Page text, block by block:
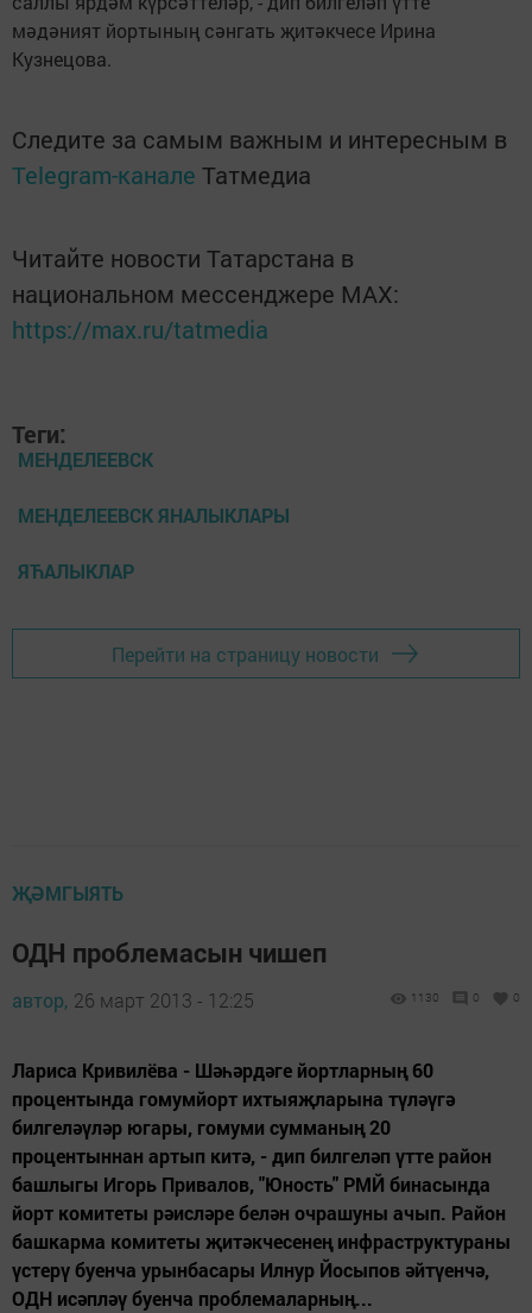
мәдәният йортының сәнгать җитәкчесе Ирина
Кузнецова.
Следите за самым важным и интересным в
Telegram-канале Татмедиа
Читайте новости Татарстана в
национальном мессенджере MАХ:
https://max.ru/tatmedia
Теги:
МЕНДЕЛЕЕВСК
МЕНДЕЛЕЕВСК ЯНАЛЫКЛАРЫ
ЯЋАЛЫКЛАР
Перейти на страницу новости
ҖӘМГЫЯТЬ
ОДН проблемасын чишеп
автор, 26 март 2013 - 12:25 1130 0 0
Лариса Кривилёва - Шәһәрдәге йортларның 60
процентында гомумйорт ихтыяҗларына түләүгә
билгеләүләр югары, гомуми сумманың 20
процентыннан артып китә, - дип билгеләп үтте район
башлыгы Игорь Привалов, "Юность" РМЙ бинасында
йорт комитеты рәисләре белән очрашуны ачып. Район
башкарма комитеты җитәкчесенең инфраструктураны
үстерү буенча урынбасары Илнур Йосыпов әйтүенчә,
ОДН исәпләү буенча проблемаларның...